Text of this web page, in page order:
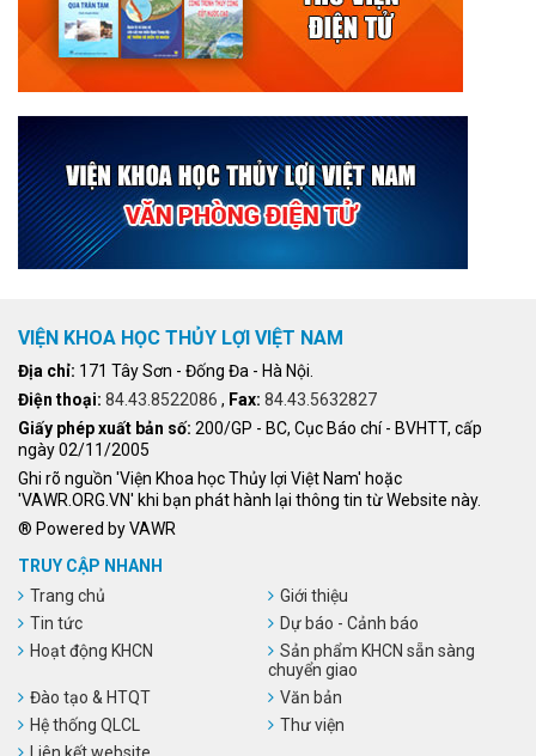
VIỆN KHOA HỌC THỦY LỢI VIỆT NAM
Địa chỉ: 171 Tây Sơn - Đống Đa - Hà Nội.
Điện thoại: 84.43.8522086 , Fax: 84.43.5632827
Giấy phép xuất bản số: 200/GP - BC, Cục Báo chí - BVHTT, cấp
ngày 02/11/2005
Ghi rõ nguồn 'Viện Khoa học Thủy lợi Việt Nam' hoặc
'VAWR.ORG.VN' khi bạn phát hành lại thông tin từ Website này.
® Powered by VAWR
TRUY CẬP NHANH
Trang chủ
Giới thiệu
Tin tức
Dự báo - Cảnh báo
Hoạt động KHCN
Sản phẩm KHCN sẵn sàng
chuyển giao
Đào tạo & HTQT
Văn bản
Hệ thống QLCL
Thư viện